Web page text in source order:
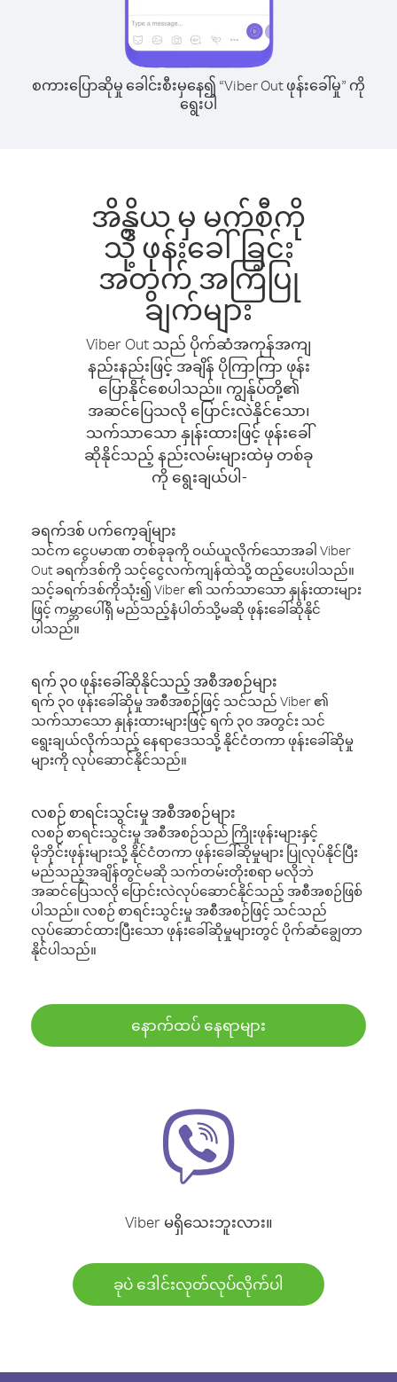
စကားပြောဆိုမှု ခေါင်းစီးမှနေ၍ “Viber Out ဖုန်းခေါ်မှု” ကို
ရွေးပါ
အိန္ဒိယ မှ မက်စီကို
သို့ ဖုန်းခေါ်ခြင်း
အတွက် အကြံပြု
ချက်များ
Viber Out သည် ပိုက်ဆံအကုန်အကျ
နည်းနည်းဖြင့် အချိန် ပိုကြာကြာ ဖုန်း
ပြောနိုင်စေပါသည်။ ကျွန်ုပ်တို့၏
အဆင်ပြေသလို ပြောင်းလဲနိုင်သော၊
သက်သာသော နှုန်းထားဖြင့် ဖုန်းခေါ်
ဆိုနိုင်သည့် နည်းလမ်းများထဲမှ တစ်ခု
ကို ရွေးချယ်ပါ-
ခရက်ဒစ် ပက်ကေ့ချ်များ
သင်က ငွေပမာဏ တစ်ခုခုကို ဝယ်ယူလိုက်သောအခါ Viber
Out ခရက်ဒစ်ကို သင့်ငွေလက်ကျန်ထဲသို့ ထည့်ပေးပါသည်။
သင့်ခရက်ဒစ်ကိုသုံး၍ Viber ၏ သက်သာသော နှုန်းထားများ
ဖြင့် ကမ္ဘာပေါ်ရှိ မည်သည့်နံပါတ်သို့မဆို ဖုန်းခေါ်ဆိုနိုင်
ပါသည်။
ရက် ၃၀ ဖုန်းခေါ်ဆိုနိုင်သည့် အစီအစဉ်များ
ရက် ၃၀ ဖုန်းခေါ်ဆိုမှု အစီအစဉ်ဖြင့် သင်သည် Viber ၏
သက်သာသော နှုန်းထားများဖြင့် ရက် ၃၀ အတွင်း သင်
ရွေးချယ်လိုက်သည့် နေရာဒေသသို့ နိုင်ငံတကာ ဖုန်းခေါ်ဆိုမှု
များကို လုပ်ဆောင်နိုင်သည်။
လစဉ် စာရင်းသွင်းမှု အစီအစဉ်များ
လစဉ် စာရင်းသွင်းမှု အစီအစဉ်သည် ကြိုးဖုန်းများနှင့်
မိုဘိုင်းဖုန်းများသို့ နိုင်ငံတကာ ဖုန်းခေါ်ဆိုမှုများ ပြုလုပ်နိုင်ပြီး
မည်သည့်အချိန်တွင်မဆို သက်တမ်းတိုးစရာ မလိုဘဲ
အဆင်ပြေသလို ပြောင်းလဲလုပ်ဆောင်နိုင်သည့် အစီအစဉ်ဖြစ်
ပါသည်။ လစဉ် စာရင်းသွင်းမှု အစီအစဉ်ဖြင့် သင်သည်
လုပ်ဆောင်ထားပြီးသော ဖုန်းခေါ်ဆိုမှုများတွင် ပိုက်ဆံချွေတာ
နိုင်ပါသည်။
နောက်ထပ် နေရာများ
Viber မရှိသေးဘူးလား။
ခုပဲ ဒေါင်းလုတ်လုပ်လိုက်ပါ